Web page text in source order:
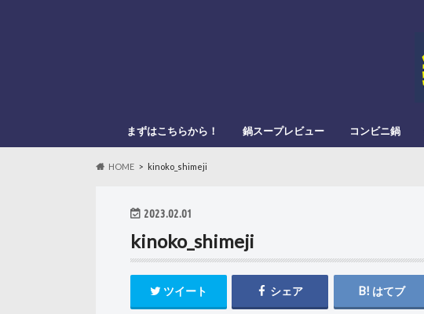
まずはこちらから！ 鍋スープレビュー コンビニ鍋
HOME kinoko_shimeji
2023.02.01
kinoko_shimeji
ツイート シェア はてブ